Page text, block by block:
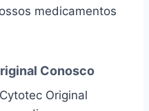
medicamentos
Conosco
Original